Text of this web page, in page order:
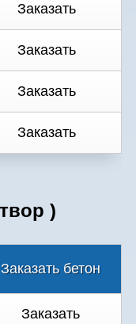
Заказать
Заказать
Заказать
Заказать
)
Заказать бетон
Заказать